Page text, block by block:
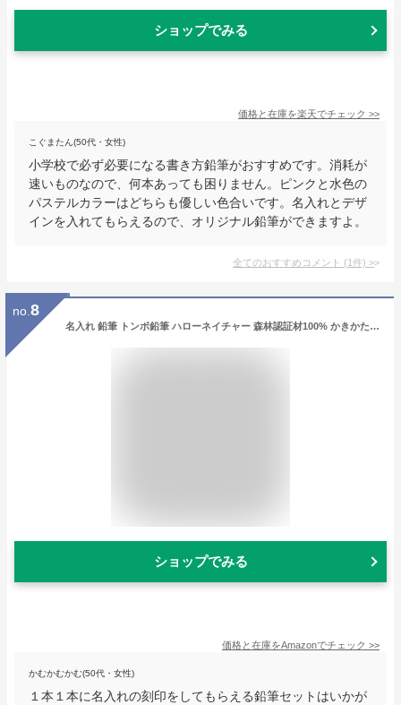
ショップでみる
価格と在庫を楽天でチェック >>
こぐまたん(50代・女性)
小学校で必ず必要になる書き方鉛筆がおすすめです。消耗が
速いものなので、何本あっても困りません。ピンクと水色の
パステルカラーはどちらも優しい色合いです。名入れとデザ
インを入れてもらえるので、オリジナル鉛筆ができますよ。
全てのおすすめコメント (1件) >
no. 8
名入れ 鉛筆 トンボ鉛筆 ハローネイチャー 森林認証材100% かきかた鉛筆 六角 B 2B 4B 6B 6柄 ぐんぐんぐーん (6本入り, 2B)
ショップでみる
価格と在庫をAmazonでチェック >>
かむかむかむ(50代・女性)
１本１本に名入れの刻印をしてもらえる鉛筆セットはいかが